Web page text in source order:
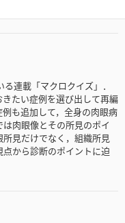
連載「マクロクイズ」．
たい症例を選び出して再編
も追加して，全身の肉眼病
肉眼像とその所見のポイ
見だけでなく，組織所見
から診断のポイントに迫